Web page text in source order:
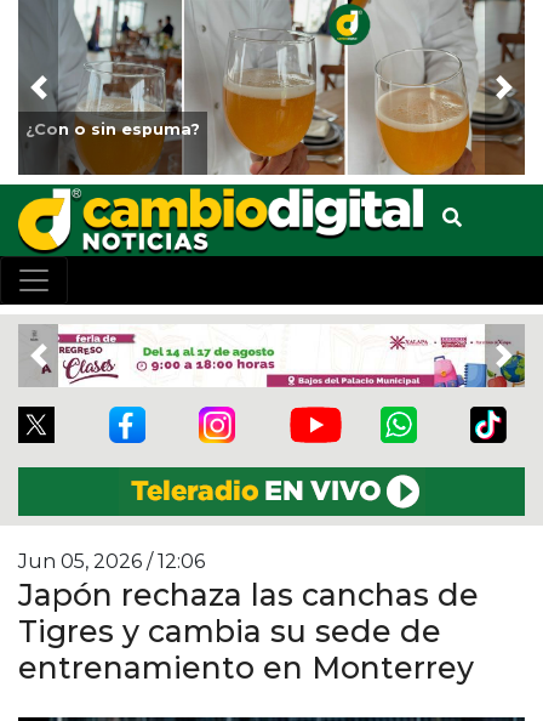
Fortalece Ayuntamiento de Veracruz el cuidado de los
animales del Parque Miguel Ángel de Quevedo
Previous
Previous
Jun 05, 2026 / 12:06
Japón rechaza las canchas de
Tigres y cambia su sede de
entrenamiento en Monterrey